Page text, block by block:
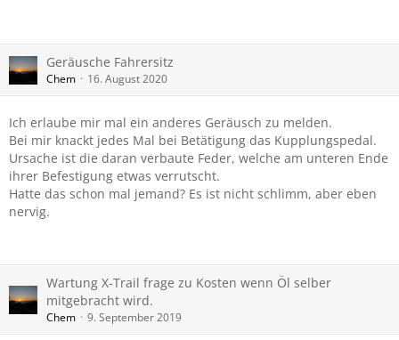
Geräusche Fahrersitz
Chem 16. August 2020
Ich erlaube mir mal ein anderes Geräusch zu melden.
Bei mir knackt jedes Mal bei Betätigung das Kupplungspedal.
Ursache ist die daran verbaute Feder, welche am unteren Ende
ihrer Befestigung etwas verrutscht.
Hatte das schon mal jemand? Es ist nicht schlimm, aber eben
nervig.
Wartung X-Trail frage zu Kosten wenn Öl selber
mitgebracht wird.
Chem 9. September 2019